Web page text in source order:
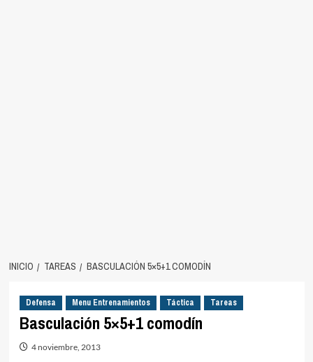
INICIO TAREAS BASCULACIÓN 5×5+1 COMODÍN
Defensa Menu Entrenamientos Táctica Tareas
Basculación 5×5+1 comodín
4 noviembre, 2013